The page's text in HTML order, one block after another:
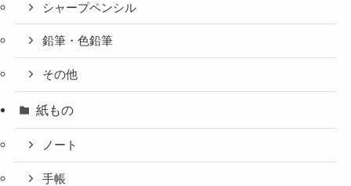
シャープペンシル
鉛筆・色鉛筆
その他
紙もの
ノート
手帳